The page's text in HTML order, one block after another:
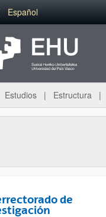
Español
Estudios Estructura
de